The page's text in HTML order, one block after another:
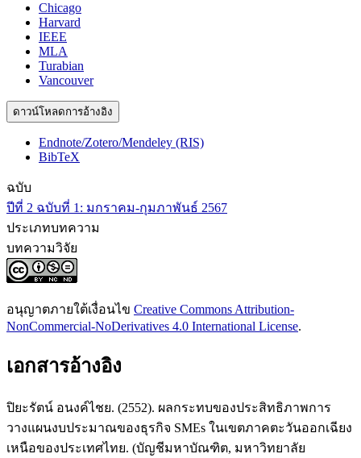
Chicago
Harvard
IEEE
MLA
Turabian
Vancouver
ดาวน์โหลดการอ้างอิง
Endnote/Zotero/Mendeley (RIS)
BibTeX
ฉบับ
ปีที่ 2 ฉบับที่ 1: มกราคม-กุมภาพันธ์ 2567
ประเภทบทความ
บทความวิจัย
อนุญาตภายใต้เงื่อนไข Creative Commons Attribution-
NonCommercial-NoDerivatives 4.0 International License.
เอกสารอ้างอิง
ปิยะรัตน์ อนงค์ไชย. (2552). ผลกระทบของประสิทธิภาพการ
วางแผนงบประมาณของธุรกิจ SMEs ในเขตภาคตะวันออกเฉียง
เหนือของประเทศไทย. (บัญชีมหาบัณฑิต, มหาวิทยาลัย